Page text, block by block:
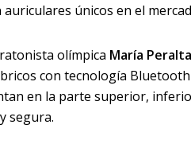
únicos en el
olímpica María Peralta
con tecnología
en la parte superior,
segura.